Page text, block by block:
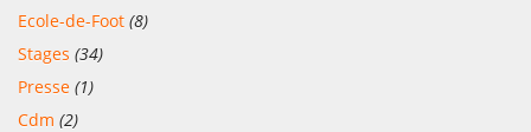
Ecole-de-Foot (8)
Stages (34)
Presse (1)
Cdm (2)